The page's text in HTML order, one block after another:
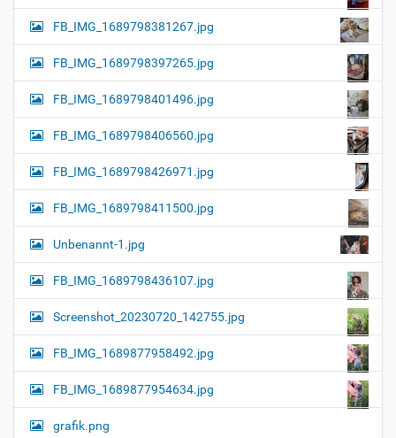
FB_IMG_1689798381267.jpg
FB_IMG_1689798397265.jpg
FB_IMG_1689798401496.jpg
FB_IMG_1689798406560.jpg
FB_IMG_1689798426971.jpg
FB_IMG_1689798411500.jpg
Unbenannt-1.jpg
FB_IMG_1689798436107.jpg
Screenshot_20230720_142755.jpg
FB_IMG_1689877958492.jpg
FB_IMG_1689877954634.jpg
grafik.png